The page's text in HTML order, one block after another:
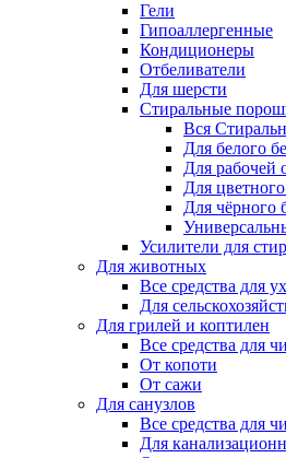
Гели
Гипоаллергенные
Кондиционеры
Отбеливатели
Для шерсти
Стиральные
Вся
Для белого
Для рабочей
Для
Для чёрного
Усилители для
Для животных
Все средства для
Для
Для грилей и коптилен
Все средства для
От копоти
От сажи
Для санузлов
Все средства для
Для